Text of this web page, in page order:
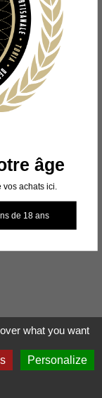
âge
achats ici.
de 18 ans
- L'abus d'alcool est
modération.
what you want
Personalize